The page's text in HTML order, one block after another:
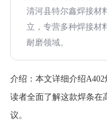
清河县特尔鑫焊接材
立，专营多种焊接材
耐磨领域。
介绍： 本文详细介绍
读者全面了解这款焊条在
议。